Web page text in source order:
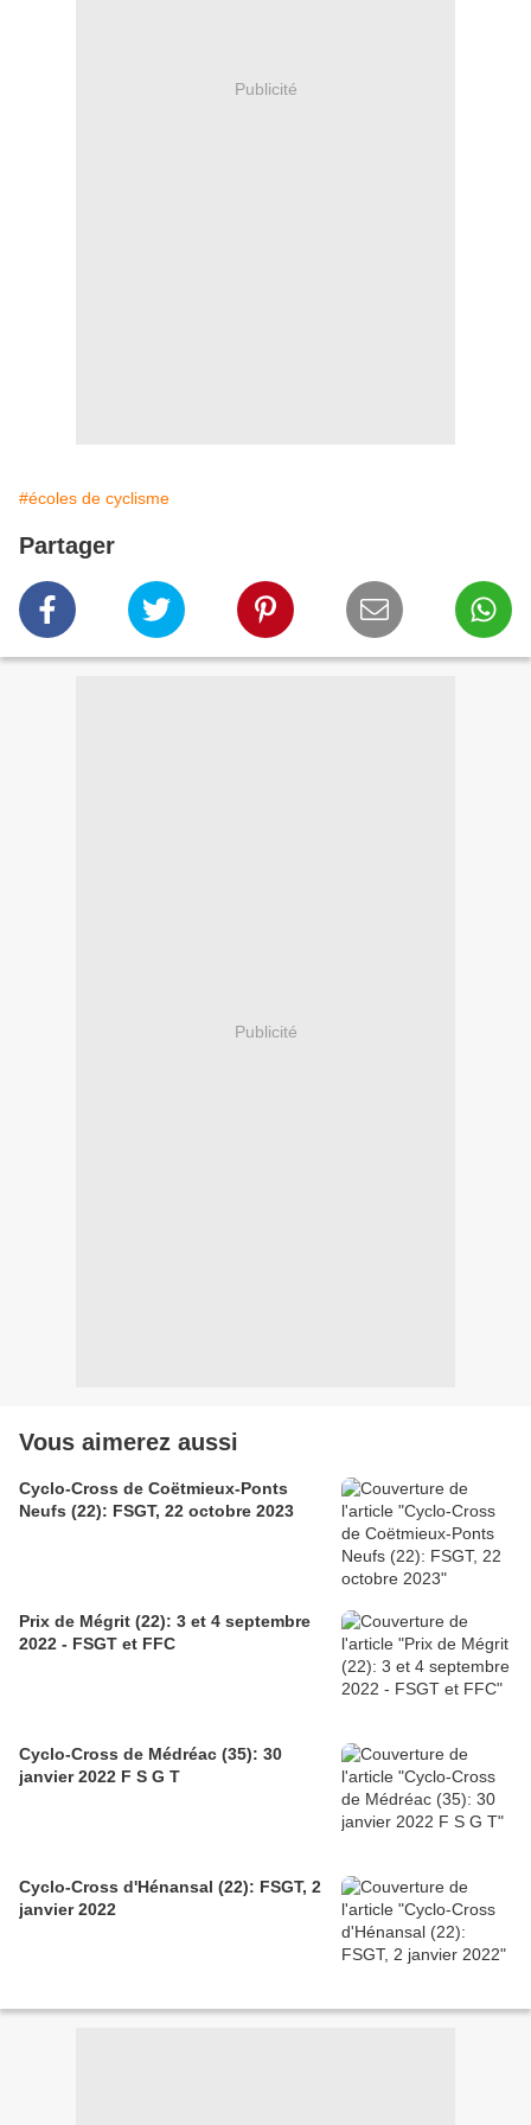
Publicité
#écoles de cyclisme
Partager
Publicité
Vous aimerez aussi
Cyclo-Cross de Coëtmieux-Ponts
Neufs (22): FSGT, 22 octobre 2023
Prix de Mégrit (22): 3 et 4 septembre
2022 - FSGT et FFC
Cyclo-Cross de Médréac (35): 30
janvier 2022 F S G T
Cyclo-Cross d'Hénansal (22): FSGT, 2
janvier 2022